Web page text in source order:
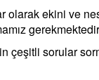
olarak ekini ve
çeşitli sorular